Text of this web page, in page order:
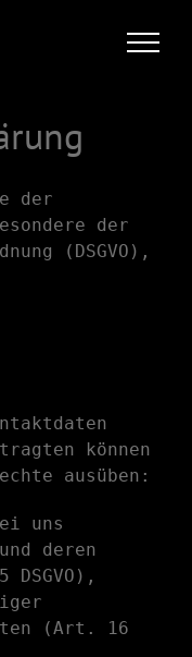
der
der
(DSGVO),
können
ausüben:
uns
deren
(Art. 16